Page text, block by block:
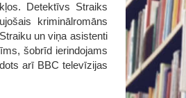
Detektīvs Straiks
kriminālromāns
un viņa asistenti
šobrīd ierindojams
arī BBC televīzijas